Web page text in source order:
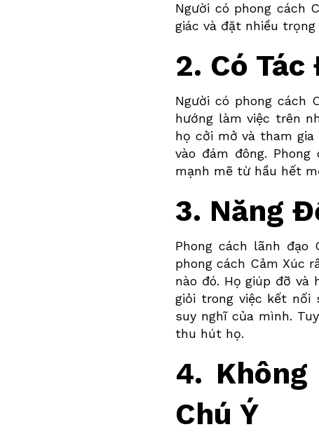
Người có phong cách
giác và đặt nhiều
2. Có
Người có phong cách
hướng làm việc trên
họ cởi mở và tham
vào đám đông. Phong
mạnh mẽ từ hầu hết
3. Năng
Phong cách lãnh đạo
phong cách Cảm Xúc
nào đó. Họ giúp đỡ
giỏi trong việc kết nối
suy nghĩ của mình.
thu hút họ.
4.
Chú Ý